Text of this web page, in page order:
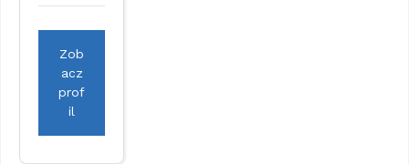
Zob
acz
prof
il